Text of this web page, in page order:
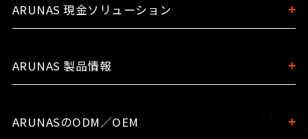
ARUNAS 現金ソリューション
ARUNAS 製品情報
ARUNASのODM／OEM